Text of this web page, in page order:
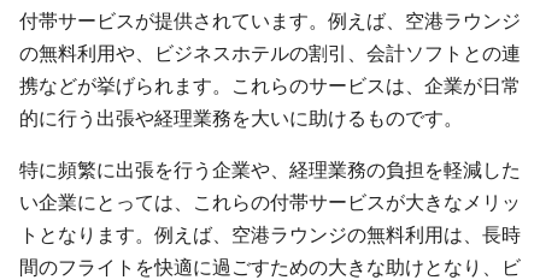
付帯サービスが提供されています。例えば、空港ラウンジ
の無料利用や、ビジネスホテルの割引、会計ソフトとの連
携などが挙げられます。これらのサービスは、企業が日常
的に行う出張や経理業務を大いに助けるものです。
特に頻繁に出張を行う企業や、経理業務の負担を軽減した
い企業にとっては、これらの付帯サービスが大きなメリッ
トとなります。例えば、空港ラウンジの無料利用は、長時
間のフライトを快適に過ごすための大きな助けとなり、ビ